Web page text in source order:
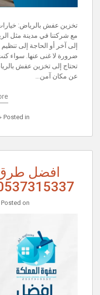
تخزين عفش بالرياض:
مع شركتنا في مدينة مثل
إلى آخر أو الحاجة إلى
ضرورة لا غنى عنها. سواء
تحتاج إلى تخزين عفش
عن مكان آمن…
Posted in
افضل
0537315337 خصم حتى
Posted on